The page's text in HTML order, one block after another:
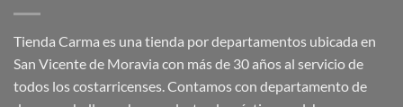
Tienda Carma es una tienda por departamentos ubicada en
San Vicente de Moravia con más de 30 años al servicio de
todos los costarricenses. Contamos con departamento de